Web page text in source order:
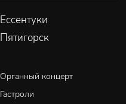
Ессентуки
Пятигорск
Органный концерт
Гастроли